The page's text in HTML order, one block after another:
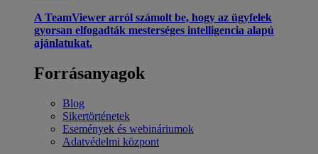
A TeamViewer arról számolt be, hogy az ügyfelek
gyorsan elfogadták mesterséges intelligencia alapú
ajánlatukat.
Forrásanyagok
Blog
Sikertörténetek
Események és webináriumok
Adatvédelmi központ